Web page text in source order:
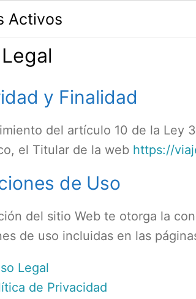
Activos
y Finalidad
del artículo 10 de la Ley
el Titular de la web https://
de Uso
del sitio Web te otorga la
de uso incluidas en las
Legal
de Privacidad